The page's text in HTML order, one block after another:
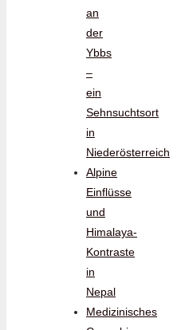
an
der
Ybbs
–
ein
Sehnsuchtsort
in
Niederösterreich
Alpine
Einflüsse
und
Himalaya-
Kontraste
in
Nepal
Medizinisches